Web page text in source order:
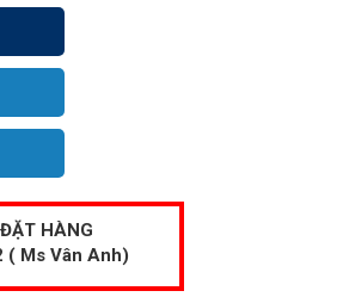
HÀNG
( Ms Vân Anh)